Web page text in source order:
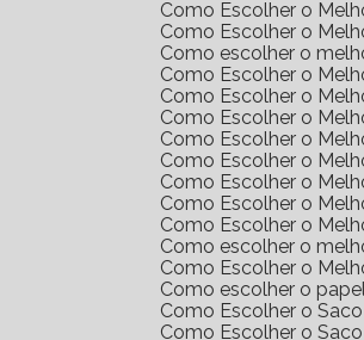
Como Escolher o
Como Escolher o
Como escolher o
Como Escolher o
Como Escolher o
Como Escolher o
Como Escolher o
Como Escolher o
Como Escolher o
Como Escolher o
Como Escolher o
Como escolher o
Como Escolher o
Como escolher o
Como Escolher o
Como Escolher o